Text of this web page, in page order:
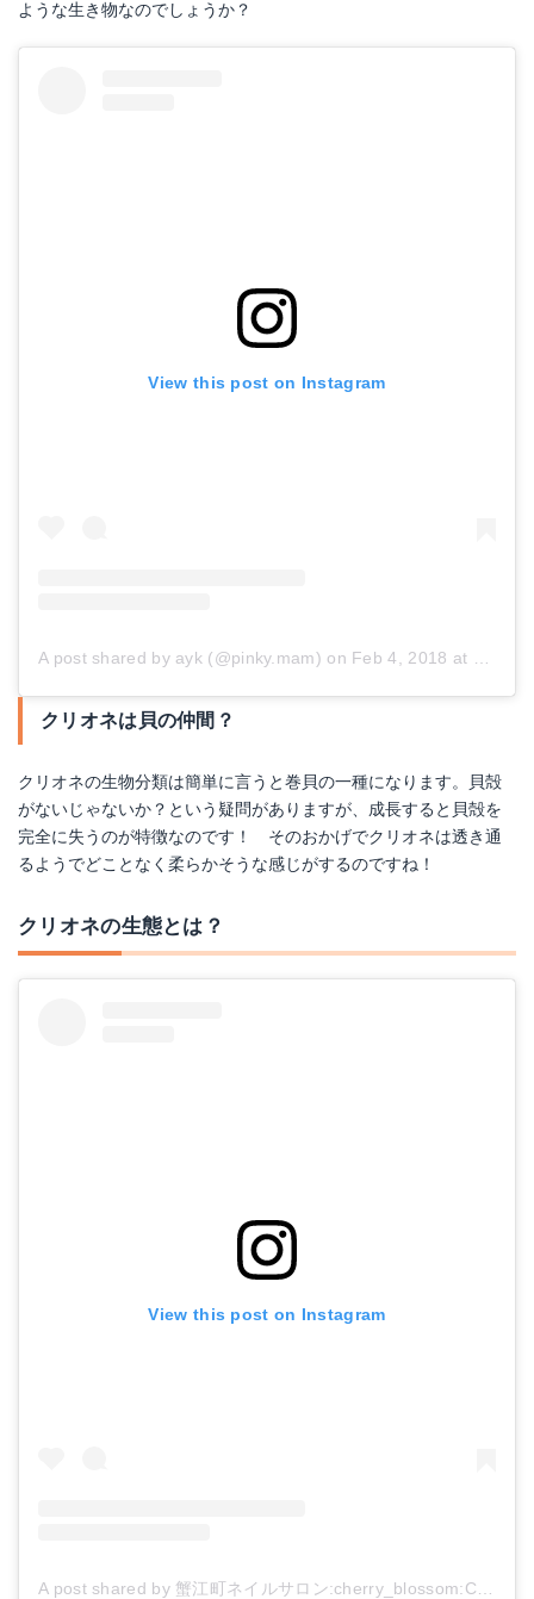
ような生き物なのでしょうか？
View this post on Instagram
A post shared by ayk (@pinky.mam) on Feb 4, 2018 at 2:50am PST
クリオネは貝の仲間？
クリオネの生物分類は簡単に言うと巻貝の一種になります。貝殻
がないじゃないか？という疑問がありますが、成長すると貝殻を
完全に失うのが特徴なのです！ そのおかげでクリオネは透き通
るようでどことなく柔らかそうな感じがするのですね！
クリオネの生態とは？
View this post on Instagram
A post shared by 蟹江町ネイルサロン:cherry_blossom:Coin de Nature:cherry_blossom: (@salon_coin_de_nature)